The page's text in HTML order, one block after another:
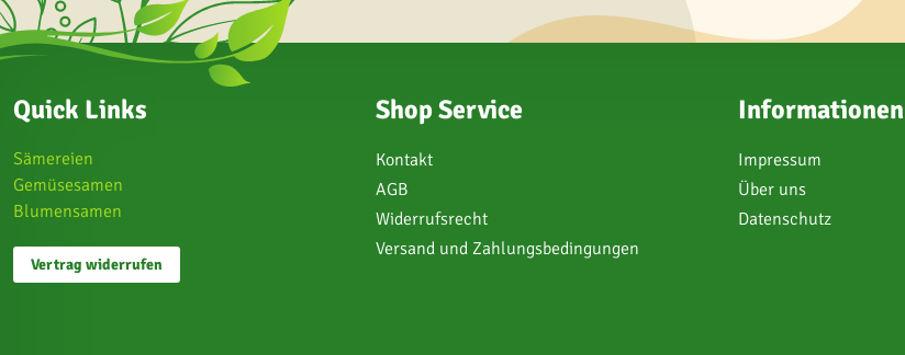
Quick Links
Sämereien
Gemüsesamen
Blumensamen
Vertrag widerrufen
Shop Service
Kontakt
AGB
Widerrufsrecht
Versand und Zahlungsbedingungen
Informationen
Impressum
Über uns
Datenschutz